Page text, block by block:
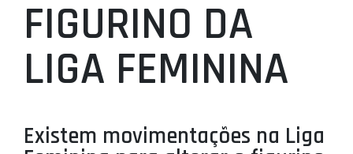
CLUBES
AGENTES
AGENDA
MINIBASQUETE
FIGURINO DA
LIGA FEMININA
Existem movimentações na Liga